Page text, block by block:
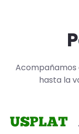
Acompañamos
hasta la